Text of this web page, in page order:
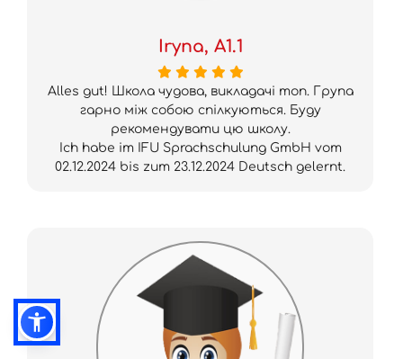
Iryna, A1.1
Alles gut! Школа чудова, викладачі топ. Група
гарно між собою спілкуються. Буду
рекомендувати цю школу.
Ich habe im IFU Sprachschulung GmbH vom
02.12.2024 bis zum 23.12.2024 Deutsch gelernt.